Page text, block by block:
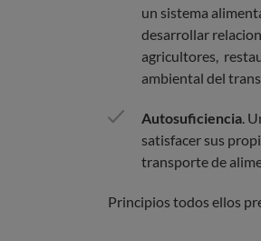
un sistema
desarrollar
agricultores,
ambiental del
Autosuficiencia.
satisfacer sus
transporte de
Principios todos ellos